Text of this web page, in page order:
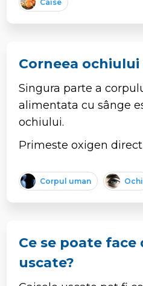
Caise
Corneea
Singura parte a
alimentata cu sânge
ochiului.
Primeste oxigen
Corpul uman Ochi
Ce se poate face
uscate?